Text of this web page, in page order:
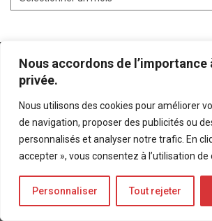
Nous accordons de l’importance
privée.
Nous utilisons des cookies pour améliorer
de navigation, proposer des publicités ou
personnalisés et analyser notre trafic. En
accepter », vous consentez à l’utilisation de
Personnaliser Tout rejeter
Mentions légales-Politique de confidentialité
Bluesky
LinkedIn
Twitter
© Forces Operations Blog - 2022